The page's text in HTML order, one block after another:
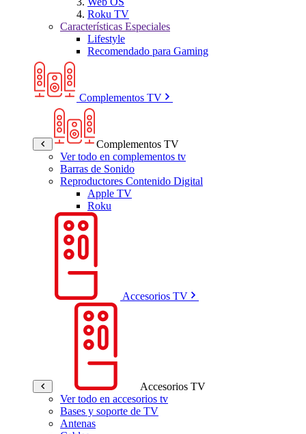
Roku TV
Características Especiales
Lifestyle
Recomendado para Gaming
Complementos TV
Complementos TV
Ver todo en complementos tv
Barras de Sonido
Reproductores Contenido Digital
Apple TV
Roku
Accesorios TV
Accesorios TV
Ver todo en accesorios tv
Bases y soporte de TV
Antenas